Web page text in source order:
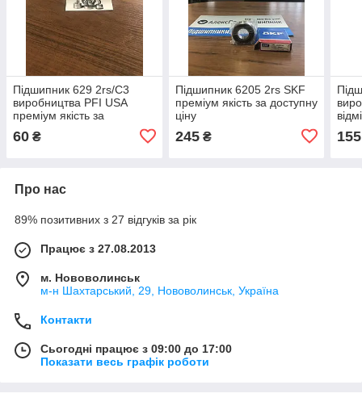
Підшипник 629 2rs/C3
виробництва PFI USA
преміум якість за
60 ₴
Підшипник 6205 2rs SKF
преміум якість за доступну
ціну
245₴ 155
Про нас
89% позитивних з 27 відгуків за рік
Працює з 27.08.2013
м. Нововолинськ
м-н Шахтарський, 29, Нововолинськ, Україна
Контакти
Сьогодні працює з 09:00 до 17:00
Показати весь графік роботи